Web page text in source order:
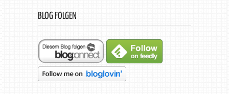
BLOG FOLGEN